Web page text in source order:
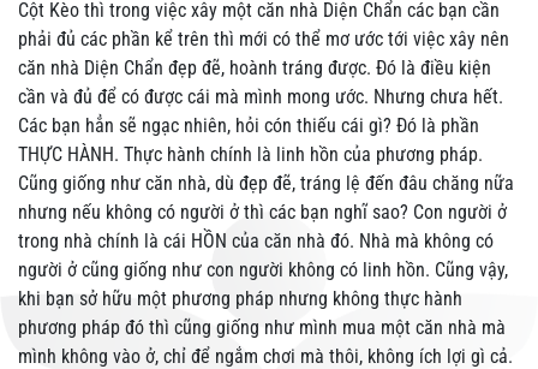
Cột Kèo thì trong việc xây một căn nhà Diện Chẩn các bạn cần
phải đủ các phần kể trên thì mới có thể mơ ước tới việc xây nên
căn nhà Diện Chẩn đẹp đẽ, hoành tráng được. Đó là điều kiện
cần và đủ để có được cái mà mình mong ước. Nhưng chưa hết.
Các bạn hẳn sẽ ngạc nhiên, hỏi cón thiếu cái gì? Đó là phần
THỰC HÀNH. Thực hành chính là linh hồn của phương pháp.
Cũng giống như căn nhà, dù đẹp đẽ, tráng lệ đến đâu chăng nữa
nhưng nếu không có người ở thì các bạn nghĩ sao? Con người ở
trong nhà chính là cái HỒN của căn nhà đó. Nhà mà không có
người ở cũng giống như con người không có linh hồn. Cũng vậy,
khi bạn sở hữu một phương pháp nhưng không thực hành
phương pháp đó thì cũng giống như mình mua một căn nhà mà
mình không vào ở, chỉ để ngắm chơi mà thôi, không ích lợi gì cả.